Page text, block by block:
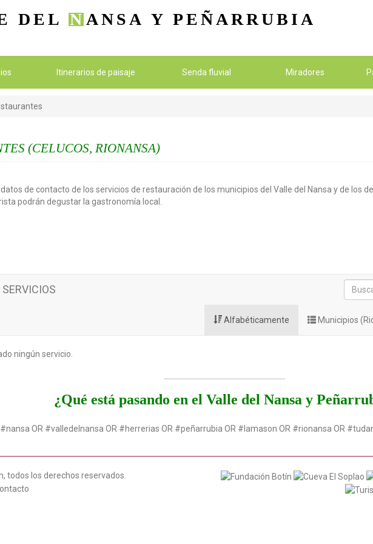
DEL NANSA Y PEÑARRUBIA
Itinerarios de paisaje Senda fluvial Miradores
(CELUCOS, RIONANSA)
de contacto de los servicios de restauración de los municipios del Valle del Nansa y de los
podrán degustar la gastronomía local.
Alfabéticamente Municipios
ningún servicio.
¿Qué está pasando en el Valle del Nansa y
OR #valledelnansa OR #herrerias OR #peñarrubia OR #lamason OR #rionansa OR
todos los derechos reservados.